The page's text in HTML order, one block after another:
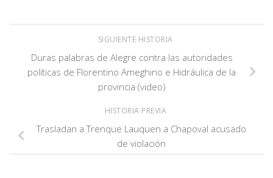
SIGUIENTE HISTORIA
Duras palabras de Alegre contra las autoridades
políticas de Florentino Ameghino e Hidráulica de la
provincia (video)
HISTORIA PREVIA
Trasladan a Trenque Lauquen a Chapoval acusado
de violación